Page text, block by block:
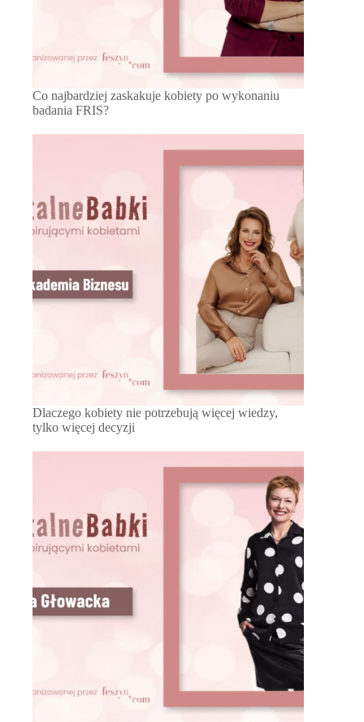
Co najbardziej zaskakuje kobiety po wykonaniu
badania FRIS?
Dlaczego kobiety nie potrzebują więcej wiedzy,
tylko więcej decyzji